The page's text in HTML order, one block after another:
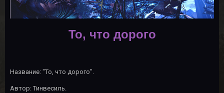
То, что дорого
Название: "То, что дорого".
Автор: Тинвесиль.